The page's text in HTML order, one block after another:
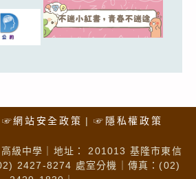
☞網站安全政策 ☞隱私權政策
級中學｜地址： 201013 基隆市東信
2427-8274 處室分機｜傳真：(02)